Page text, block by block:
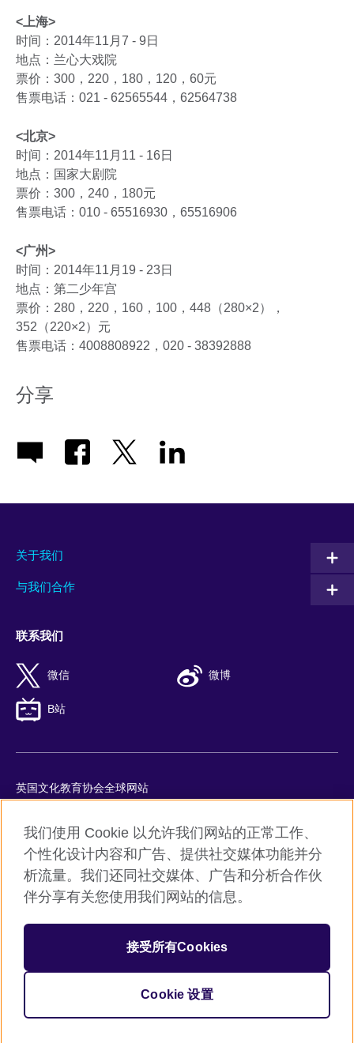
<上海>
时间：2014年11月7 - 9日
地点：兰心大戏院
票价：300，220，180，120，60元
售票电话：021 - 62565544，62564738
<北京>
时间：2014年11月11 - 16日
地点：国家大剧院
票价：300，240，180元
售票电话：010 - 65516930，65516906
<广州>
时间：2014年11月19 - 23日
地点：第二少年宫
票价：280，220，160，100，448（280×2），
352（220×2）元
售票电话：4008808922，020 - 38392888
分享
关于我们
与我们合作
联系我们
微信 微博
B站
英国文化教育协会全球网站
Cookie
网站地图
ICP number: 京ICP备10044692号-8
京公网安备11010502045859号
英国文化教育协会是英国提供教育机会与促进文化交流的国际机
机构注册号：209131 （英格兰与威尔士）SC037733 （苏格兰）
我们使用 Cookie 以允许我们网站的正常工作、
个性化设计内容和广告、提供社交媒体功能并分
析流量。我们还同社交媒体、广告和分析合作伙
伴分享有关您使用我们网站的信息。
接受所有Cookies
Cookie 设置